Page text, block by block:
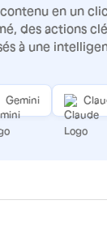
en un
des actions
à une
Gemini